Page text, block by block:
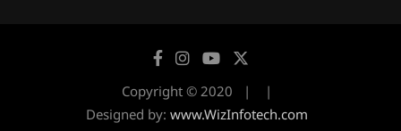
Copyright © 2020
Designed by: www.WizInfotech.com